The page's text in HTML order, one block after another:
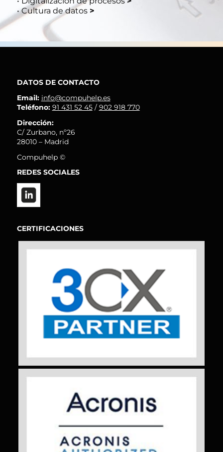
•Cultura de datos >
DATOS DE CONTACTO
Email: info@compuhelp.es
Teléfono: 91 431 52 45/ 902 918 770
Dirección:
C/ Zurbano, nº26
28010 – Madrid
Compuhelp ©
REDES SOCIALES
CERTIFICACIONES